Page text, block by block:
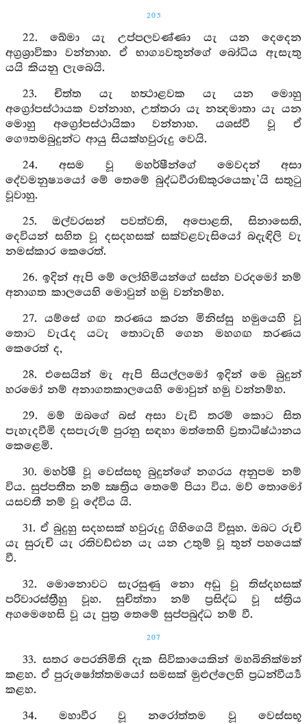
205
22. ඛේමා යැ උප්පලවණ්ණා යැ යන දෙදෙන
අග්‍රශ්‍රාවිකා වන්නාහ. ඒ භාග්‍යවතුන්ගේ බෝධිය ඇසැතු
යයි කියනු ලැබෙයි.
23. චිත්ත යැ හත්‍ථාළවක යැ යන මොහු
අග්‍රෝපස්ථායක වන්නාහ, උත්තරා යැ නන්‍දමාතා යැ යන
මොහු අග්‍රෝපස්ථායිකා වන්නාහ. යශස්වී වූ ඒ
ගෞතමබුදුන්ට ආයු සියක්හවුරුදු වෙයි.
24. අසම වූ මහර්ෂීන්ගේ මෙවදන් අසා
දේවමනුෂ්‍යයෝ මේ තෙමේ බුද්ධවීරාඞ්කුරයෙකැ’යි සතුටු
වූවාහු.
25. ඔල්වරසන් පවත්වති, අපොළති, සිනාසෙති,
දෙවියන් සහිත වූ දසදහසක් සක්වළවැසියෝ බදැඳිලි වැ
නමස්කාර කෙරෙත්.
26. ඉදින් ඇපි මේ ලෝහිමියන්ගේ සස්න වරදමෝ නම්
අනාගත කාලයෙහි මොවුන් හමු වන්නම්හ.
27. යම්සේ ගඟ තරණය කරන මිනිස්සු හමුයෙහි වූ
තොට වැරැද යටැ තොටැහි ගෙන මහගඟ තරණය
කෙරෙත් ද,
28. එසෙයින් මැ ඇපි සියල්ලමෝ ඉදින් මෙ බුදුන්
හරමෝ නම් අනාගතකාලයෙහි මොවුන් හමු වන්නම්හ.
29. මම් ඔබගේ බස් අසා වැඩි තරම් කොට සිත
පැහැදවීමි දසපැරුම් පුරනු සඳහා මත්තෙහි ව්‍රතාධිෂ්ඨානය
කෙළෙමි.
30. මහර්ෂී වූ වෙස්සභූ බුදුන්ගේ නගරය අනුපම නම්
විය. සුප්පතීත නම් ක්‍ෂත්‍රිය තෙමේ පියා විය. මව් තොමෝ
යසවතී නම් වූ දේවිය යි.
31. ඒ බුදුහු සදහසක් හවුරුදු ගිහිගෙයි විසූහ. ඔබට රුචි
යැ සුරුචි යැ රතිවඩ්ඪන යැ යන උතුම් වූ තුන් පහයෙක්
වී.
32. මොනොවට සැරසුණු නො අඩු වූ තිස්දහසක්
පරිවාරස්ත්‍රීහු වූහ. සුචිත්තා නම් ප්‍රසිද්ධ වූ ස්ත්‍රිය
අගමෙහෙසි වූ යැ පුත්‍ර තෙමේ සුප්පබුද්ධ නම් වී.
207
33. සතර පෙරනිමිති දැක සිවිකායෙකින් මහබිනික්මන්
කළහ. ඒ පුරුෂෝත්තමයෝ සමසක් මුළුල්ලෙහි ප්‍රධන්වීර්‍ය්‍ය
කළහ.
34. මහාවීර වූ නරෝත්තම වූ වෙස්සභූ